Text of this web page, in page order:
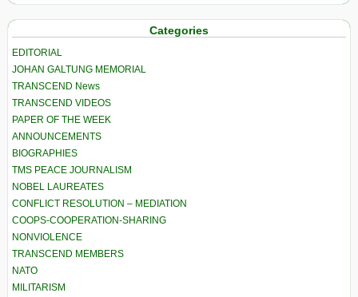
Categories
EDITORIAL
JOHAN GALTUNG MEMORIAL
TRANSCEND News
TRANSCEND VIDEOS
PAPER OF THE WEEK
ANNOUNCEMENTS
BIOGRAPHIES
TMS PEACE JOURNALISM
NOBEL LAUREATES
CONFLICT RESOLUTION – MEDIATION
COOPS-COOPERATION-SHARING
NONVIOLENCE
TRANSCEND MEMBERS
NATO
MILITARISM